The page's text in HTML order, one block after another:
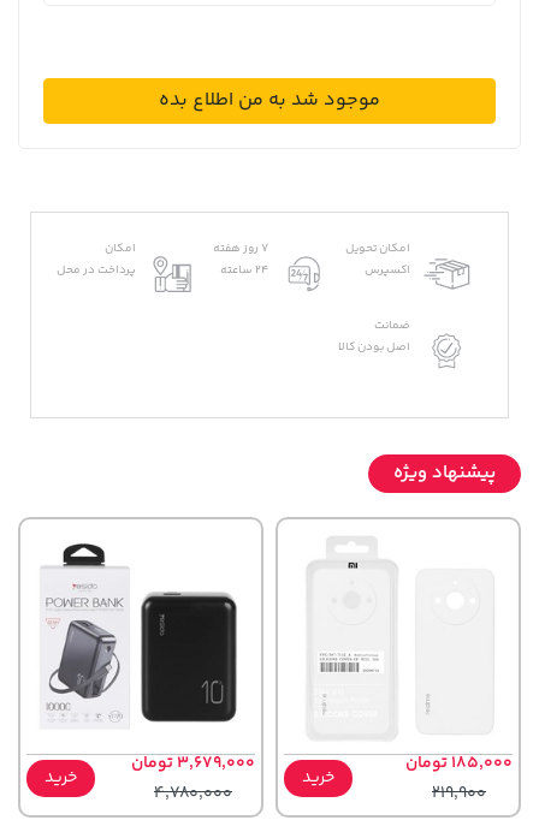
موجود شد به من اطلاع بده
امکان تحویل
اکسپرس
7 روز هفته
24 ساعته
امکان
پرداخت در محل
ضمانت
اصل بودن کالا
پیشنهاد ویژه
185,000 تومان
219,900
خرید
3,679,000 تومان
4,780,000
خرید